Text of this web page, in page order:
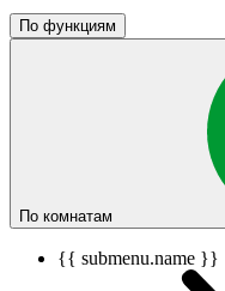
По функциям
По комнатам
{{ submenu.name }}